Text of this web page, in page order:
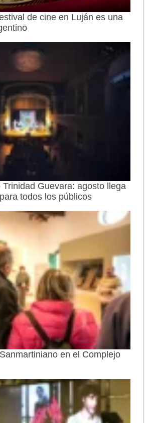
de cine en Luján es una
Guevara: agosto llega
todos los públicos
en el Complejo